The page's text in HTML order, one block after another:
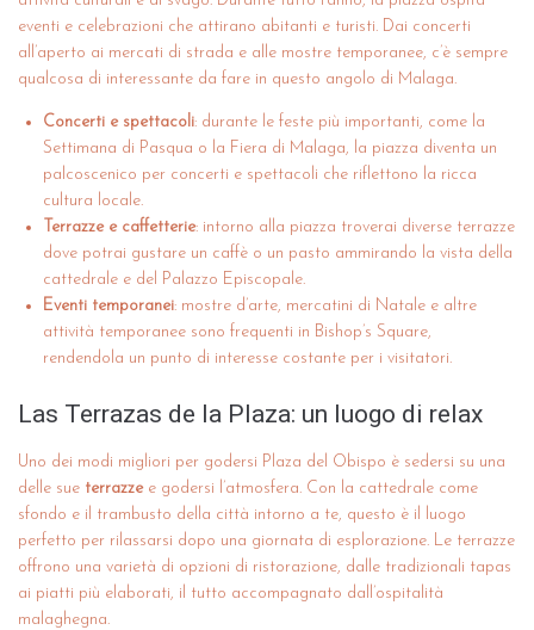
eventi e celebrazioni che attirano abitanti e turisti. Dai concerti
all’aperto ai mercati di strada e alle mostre temporanee, c’è sempre
qualcosa di interessante da fare in questo angolo di Malaga.
Concerti e spettacoli: durante le feste più importanti, come la
Settimana di Pasqua o la Fiera di Malaga, la piazza diventa un
palcoscenico per concerti e spettacoli che riflettono la ricca
cultura locale.
Terrazze e caffetterie: intorno alla piazza troverai diverse terrazze
dove potrai gustare un caffè o un pasto ammirando la vista della
cattedrale e del Palazzo Episcopale.
Eventi temporanei: mostre d’arte, mercatini di Natale e altre
attività temporanee sono frequenti in Bishop’s Square,
rendendola un punto di interesse costante per i visitatori.
Las Terrazas de la Plaza: un luogo di relax
Uno dei modi migliori per godersi Plaza del Obispo è sedersi su una
delle sue terrazzee godersi l’atmosfera. Con la cattedrale come
sfondo e il trambusto della città intorno a te, questo è il luogo
perfetto per rilassarsi dopo una giornata di esplorazione. Le terrazze
offrono una varietà di opzioni di ristorazione, dalle tradizionali tapas
ai piatti più elaborati, il tutto accompagnato dall’ospitalità
malaghegna.